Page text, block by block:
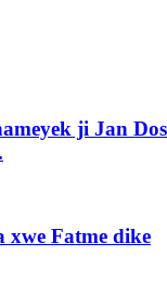
ji Jan
xwe Fatme dike